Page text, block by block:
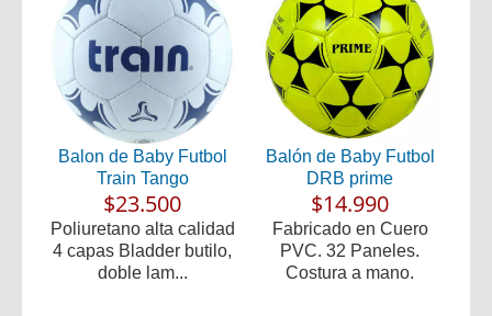
Balon de Baby Futbol
Train Tango
$23.500
Poliuretano alta calidad
4 capas Bladder butilo,
doble lam...
Balón de Baby Futbol
DRB prime
$14.990
Fabricado en Cuero
PVC. 32 Paneles.
Costura a mano.